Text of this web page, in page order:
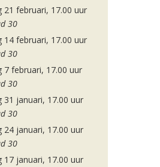
21 februari, 17.00 uur
30
14 februari, 17.00 uur
30
7 februari, 17.00 uur
30
31 januari, 17.00 uur
30
24 januari, 17.00 uur
30
17 januari, 17.00 uur